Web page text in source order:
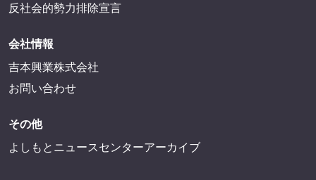
反社会的勢力排除宣言
会社情報
吉本興業株式会社
お問い合わせ
その他
よしもとニュースセンターアーカイブ